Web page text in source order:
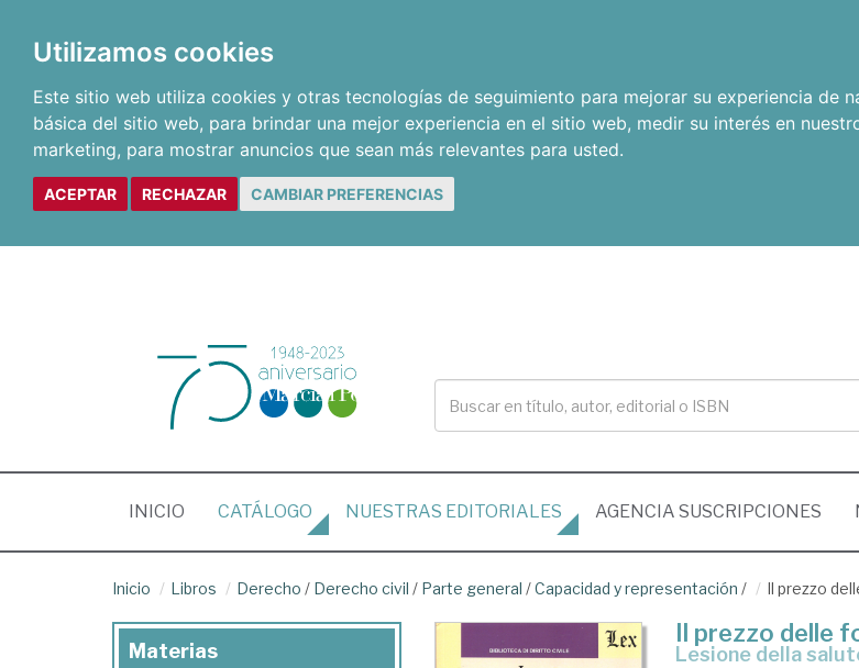
Utilizamos cookies
Este sitio web utiliza cookies y otras tecnologías de seguimiento para mejorar su experiencia de
básica del sitio web, para brindar una mejor experiencia en el sitio web, medir su interés en
marketing, para mostrar anuncios que sean más relevantes para usted.
ACEPTAR RECHAZAR CAMBIAR PREFERENCIAS
INICIO (CURRENT)
CATÁLOGO NUESTRAS EDITORIALES AGENCIA SUSCRIPCIONES
Inicio Libros Derecho / Derecho civil / Parte general /Capacidad y representación / Il prezzo
Il prezzo delle
lesione della
Materias